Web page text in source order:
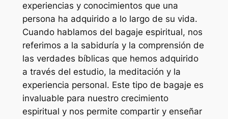
experiencias y conocimientos que una
persona ha adquirido a lo largo de su vida.
Cuando hablamos del bagaje espiritual, nos
referimos a la sabiduría y la comprensión de
las verdades bíblicas que hemos adquirido
a través del estudio, la meditación y la
experiencia personal. Este tipo de bagaje es
invaluable para nuestro crecimiento
espiritual y nos permite compartir y enseñar